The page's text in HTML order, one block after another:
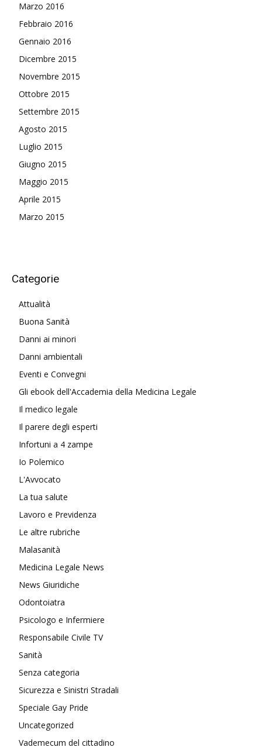
Marzo 2016
Febbraio 2016
Gennaio 2016
Dicembre 2015
Novembre 2015
Ottobre 2015
Settembre 2015
Agosto 2015
Luglio 2015
Giugno 2015
Maggio 2015
Aprile 2015
Marzo 2015
Categorie
Attualità
Buona Sanità
Danni ai minori
Danni ambientali
Eventi e Convegni
Gli ebook dell'Accademia della Medicina Legale
Il medico legale
Il parere degli esperti
Infortuni a 4 zampe
Io Polemico
L'Avvocato
La tua salute
Lavoro e Previdenza
Le altre rubriche
Malasanità
Medicina Legale News
News Giuridiche
Odontoiatra
Psicologo e Infermiere
Responsabile Civile TV
Sanità
Senza categoria
Sicurezza e Sinistri Stradali
Speciale Gay Pride
Uncategorized
Vademecum del cittadino